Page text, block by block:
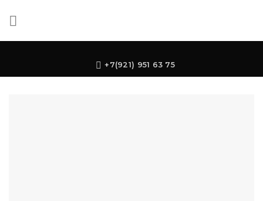
+7(921) 951 63 75